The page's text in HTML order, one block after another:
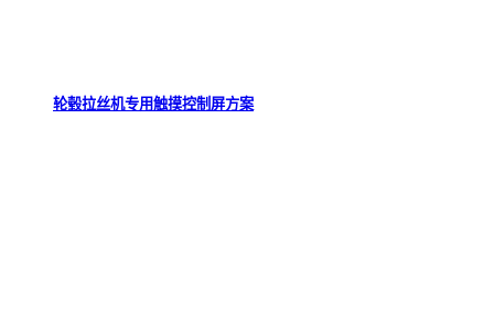
轮毂拉丝机专用触摸控制屏方案